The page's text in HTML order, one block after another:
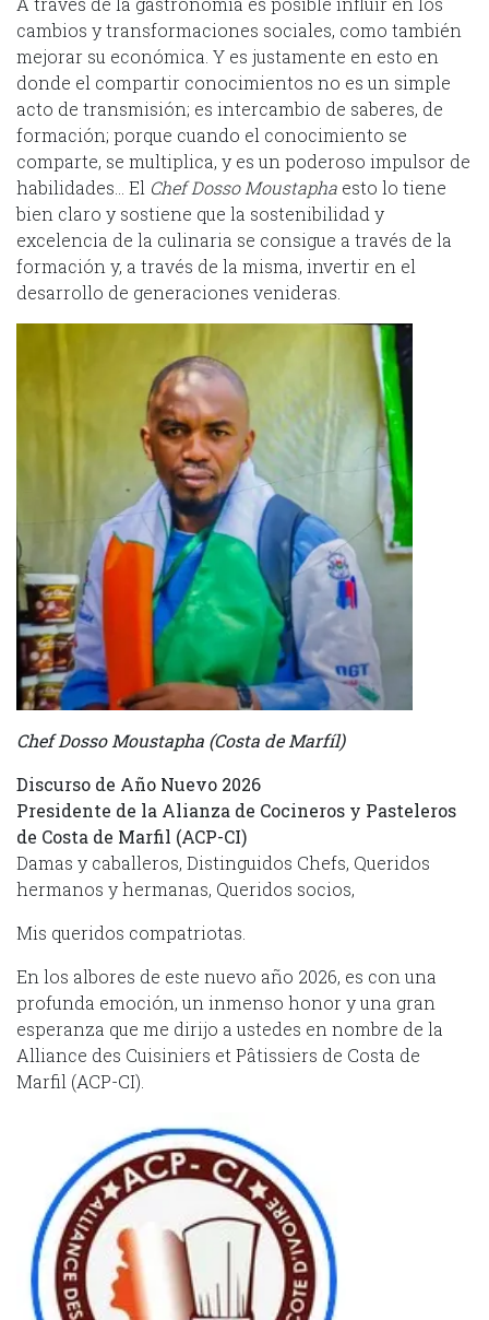
cambios y transformaciones sociales, como también
mejorar su económica. Y es justamente en esto en
donde el compartir conocimientos no es un simple
acto de transmisión; es intercambio de saberes, de
formación; porque cuando el conocimiento se
comparte, se multiplica, y es un poderoso impulsor de
habilidades… El Chef Dosso Moustapha esto lo tiene
bien claro y sostiene que la sostenibilidad y
excelencia de la culinaria se consigue a través de la
formación y, a través de la misma, invertir en el
desarrollo de generaciones venideras.
Chef Dosso Moustapha (Costa de Marfíl)
Discurso de Año Nuevo 2026
Presidente de la Alianza de Cocineros y Pasteleros
de Costa de Marfil (ACP-CI)
Damas y caballeros, Distinguidos Chefs, Queridos
hermanos y hermanas, Queridos socios,
Mis queridos compatriotas.
En los albores de este nuevo año 2026, es con una
profunda emoción, un inmenso honor y una gran
esperanza que me dirijo a ustedes en nombre de la
Alliance des Cuisiniers et Pâtissiers de Costa de
Marfil (ACP-CI).